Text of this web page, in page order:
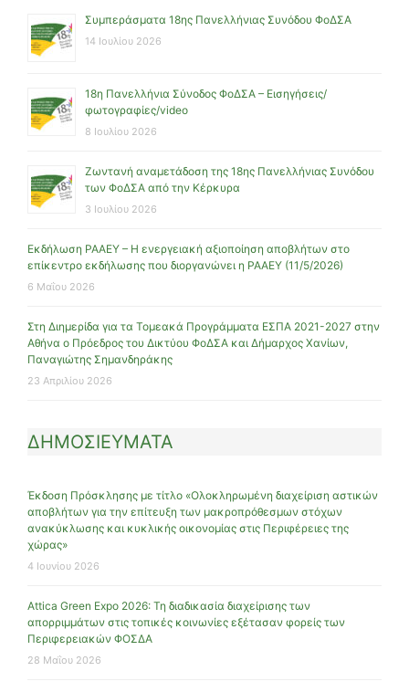
Συμπεράσματα 18ης Πανελλήνιας Συνόδου ΦοΔΣΑ
14 Ιουλίου 2026
18η Πανελλήνια Σύνοδος ΦοΔΣΑ – Εισηγήσεις/
φωτογραφίες/video
8 Ιουλίου 2026
Ζωντανή αναμετάδοση της 18ης Πανελλήνιας Συνόδου
των ΦοΔΣΑ από την Κέρκυρα
3 Ιουλίου 2026
Εκδήλωση ΡΑΑΕΥ – Η ενεργειακή αξιοποίηση αποβλήτων στο
επίκεντρο εκδήλωσης που διοργανώνει η ΡΑΑΕΥ (11/5/2026)
6 Μαΐου 2026
Στη Διημερίδα για τα Τομεακά Προγράμματα ΕΣΠΑ 2021-2027 στην
Αθήνα ο Πρόεδρος του Δικτύου ΦοΔΣΑ και Δήμαρχος Χανίων,
Παναγιώτης Σημανδηράκης
23 Απριλίου 2026
ΔΗΜΟΣΙΕΥΜΑΤΑ
Έκδοση Πρόσκλησης με τίτλο «Ολοκληρωμένη διαχείριση αστικών
αποβλήτων για την επίτευξη των μακροπρόθεσμων στόχων
ανακύκλωσης και κυκλικής οικονομίας στις Περιφέρειες της
χώρας»
4 Ιουνίου 2026
Attica Green Expo 2026: Τη διαδικασία διαχείρισης των
απορριμμάτων στις τοπικές κοινωνίες εξέτασαν φορείς των
Περιφερειακών ΦΟΣΔΑ
28 Μαΐου 2026